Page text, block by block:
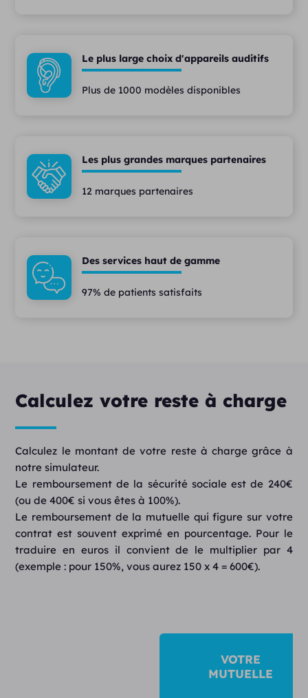
Le plus large choix d'appareils auditifs
Plus de 1000 modèles disponibles
Les plus grandes marques partenaires
12 marques partenaires
Des services haut de gamme
97% de patients satisfaits
Calculez votre reste à charge
Calculez le montant de votre reste à charge grâce à
notre simulateur.
Le remboursement de la sécurité sociale est de 240€
(ou de 400€ si vous êtes à 100%).
Le remboursement de la mutuelle qui figure sur votre
contrat est souvent exprimé en pourcentage. Pour le
traduire en euros il convient de le multiplier par 4
(exemple : pour 150%, vous aurez 150 x 4 = 600€).
VOTRE
MUTUELLE